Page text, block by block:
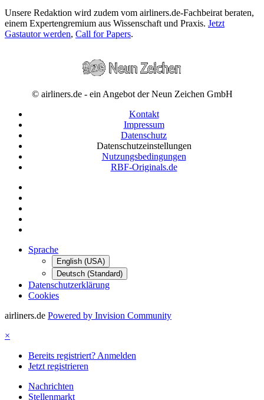
Unsere Redaktion wird zudem vom airliners.de-Fachbeirat beraten,
einem Expertengremium aus Wissenschaft und Praxis. Jetzt
Gastautor werden, Call for Papers.
© airliners.de - ein Angebot der Neun Zeichen GmbH
Kontakt
Impressum
Datenschutz
Datenschutzeinstellungen
Nutzungsbedingungen
RBF-Originals.de
Sprache
English (USA)
Deutsch (Standard)
Datenschutzerklärung
Cookies
airliners.de Powered by Invision Community
×
Bereits registriert? Anmelden
Jetzt registrieren
Nachrichten
Stellenmarkt